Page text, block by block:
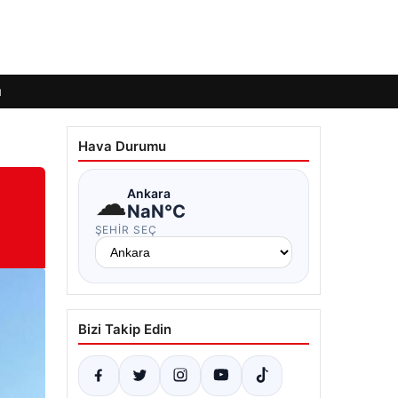
Hava Durumu
☁Ankara
NaN°C
ŞEHIR SEÇ
Bizi Takip Edin